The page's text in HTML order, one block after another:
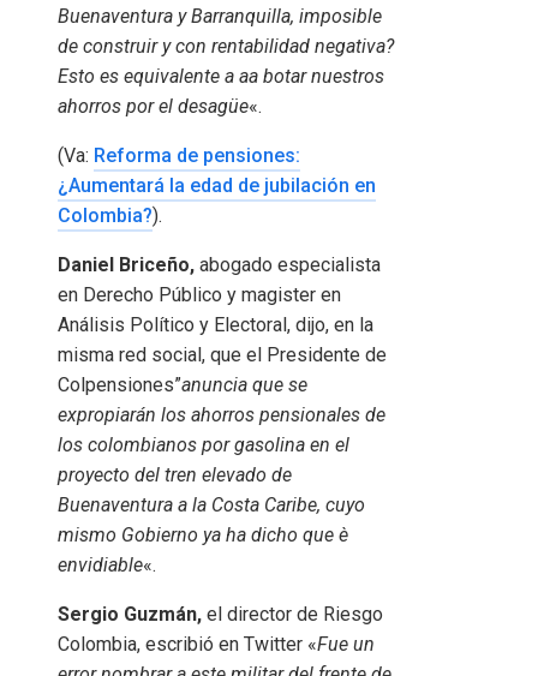
Buenaventura y Barranquilla, imposible
de construir y con rentabilidad negativa?
Esto es equivalente a aa botar nuestros
ahorros por el desagüe«.
(Va: Reforma de pensiones:
¿Aumentará la edad de jubilación en
Colombia?).
Daniel Briceño, abogado especialista
en Derecho Público y magister en
Análisis Político y Electoral, dijo, en la
misma red social, que el Presidente de
Colpensiones”anuncia que se
expropiarán los ahorros pensionales de
los colombianos por gasolina en el
proyecto del tren elevado de
Buenaventura a la Costa Caribe, cuyo
mismo Gobierno ya ha dicho que è
envidiable«.
Sergio Guzmán, el director de Riesgo
Colombia, escribió en Twitter «Fue un